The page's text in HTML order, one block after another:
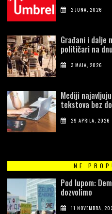
2 JUNA, 2026
Građani i dalje
političari na
3 MAJA, 2026
Mediji
tekstova bez
29 APRILA, 2026
NE
Pod lupom:
dozvolimo
11 NOVEMBRA,